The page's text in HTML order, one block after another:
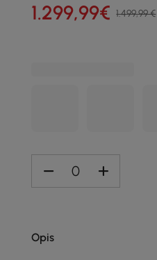
1.299,99€ 1.499,99 €
Opis